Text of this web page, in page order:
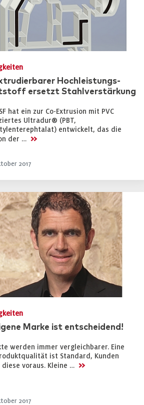
Hochleistungs-
ersetzt Stahlverstärkung
hat ein zur Co-Extrusion mit PVC
Ultradur® (PBT,
entwickelt, das die
der … >>
2017
Marke ist entscheidend!
werden immer vergleichbarer. Eine
ist Standard, Kunden
diese voraus. Kleine … >>
2017